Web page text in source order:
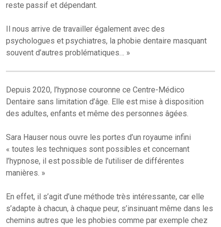
reste passif et dépendant.
Il nous arrive de travailler également avec des
psychologues et psychiatres, la phobie dentaire masquant
souvent d’autres problématiques… »
Depuis 2020, l’hypnose couronne ce Centre-Médico
Dentaire sans limitation d’âge. Elle est mise à disposition
des adultes, enfants et même des personnes âgées.
Sara Hauser nous ouvre les portes d’un royaume infini
« toutes les techniques sont possibles et concernant
l’hypnose, il est possible de l’utiliser de différentes
manières. »
En effet, il s’agit d’une méthode très intéressante, car elle
s’adapte à chacun, à chaque peur, s’insinuant même dans les
chemins autres que les phobies comme par exemple chez